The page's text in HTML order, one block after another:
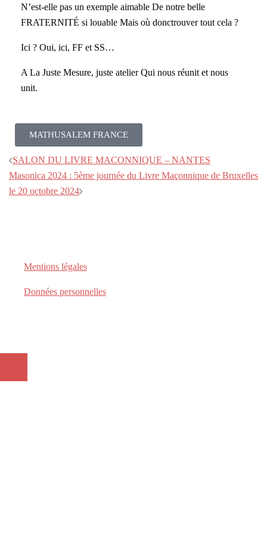
N’est-elle pas un exemple aimable De notre belle
FRATERNITÉ si louable Mais où donctrouver tout cela ?
Ici ? Oui, ici, FF et SS…
A La Juste Mesure, juste atelier Qui nous réunit et nous
unit.
MATHUSALEM FRANCE
SALON DU LIVRE MACONNIQUE – NANTES
Masonica 2024 : 5ème journée du Livre Maçonnique de Bruxelles
le 20 octobre 2024
Mentions légales
Données personnelles